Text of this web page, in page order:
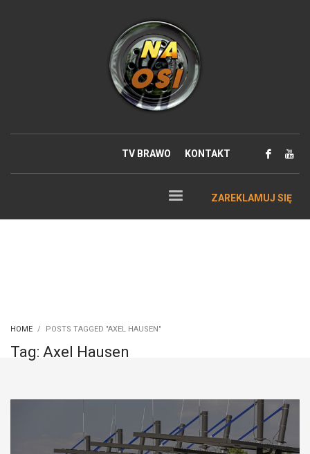
TV BRAWO KONTAKT
ZAREKLAMUJ SIĘ
HOME POSTS TAGGED "AXEL HAUSEN"
Tag: Axel Hausen